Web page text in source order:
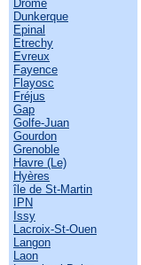
Drôme
Dunkerque
Epinal
Etrechy
Evreux
Fayence
Flayosc
Fréjus
Gap
Golfe-Juan
Gourdon
Grenoble
Havre (Le)
Hyères
île de St-Martin
IPN
Issy
Lacroix-St-Ouen
Langon
Laon